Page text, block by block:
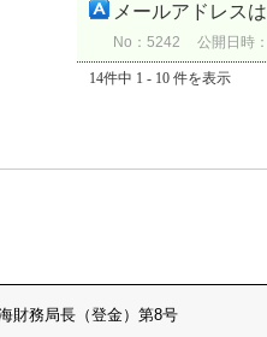
メールアドレス
No：5242 公開日時
14件中 1 - 10 件を表示
務局長（登金）第8号